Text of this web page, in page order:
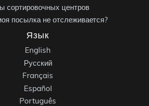
сортировочных центров
посылка не отслеживается?
Язык
English
Русский
Français
Español
Português